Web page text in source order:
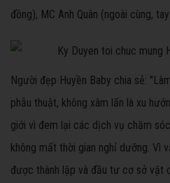
đồng), MC Anh Quân (ngoài cùng,
Người đẹp Huyền Baby chia sẻ:
phẫu thuật, không xâm lấn là xu
giới vì đem lại các dịch vụ chăm
không mất thời gian nghỉ dưỡng. Vì
được thành lập và đầu tư cơ sở vật